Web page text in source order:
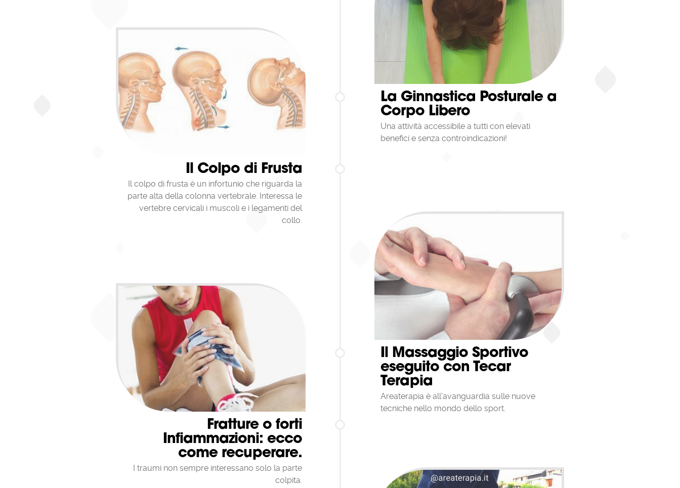
La Ginnastica Posturale a
Corpo Libero
Una attività accessibile a tutti con elevati
benefici e senza controindicazioni!
Il Colpo di Frusta
Il colpo di frusta è un infortunio che riguarda la
parte alta della colonna vertebrale. Interessa le
vertebre cervicali i muscoli e i legamenti del
collo.
Il Massaggio Sportivo
eseguito con Tecar
Terapia
Areaterapia è all’avanguardia sulle nuove
tecniche nello mondo dello sport.
Fratture o forti
Infiammazioni: ecco
come recuperare.
I traumi non sempre interessano solo la parte
colpita.